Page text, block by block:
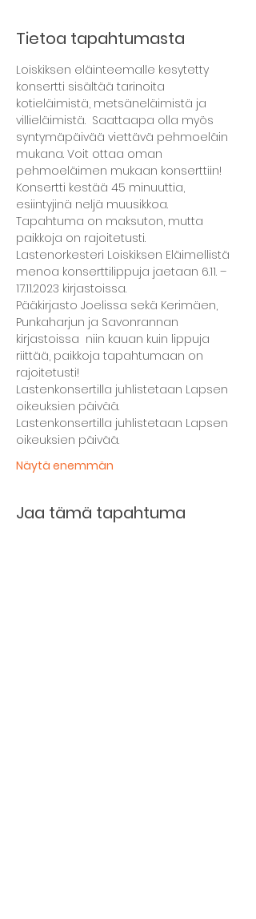
Tietoa tapahtumasta
Loiskiksen eläinteemalle kesytetty
konsertti sisältää tarinoita
kotieläimistä, metsäneläimistä ja
villieläimistä.  Saattaapa olla myös
syntymäpäivää viettävä pehmoeläin
mukana. Voit ottaa oman
pehmoeläimen mukaan konserttiin!
Konsertti kestää 45 minuuttia,
esiintyjinä neljä muusikkoa.
Tapahtuma on maksuton, mutta
paikkoja on rajoitetusti.
Lastenorkesteri Loiskiksen Eläimellistä
menoa konserttilippuja jaetaan 6.11. –
17.11.2023 kirjastoissa.
Pääkirjasto Joelissa sekä Kerimäen,
Punkaharjun ja Savonrannan
kirjastoissa  niin kauan kuin lippuja
riittää, paikkoja tapahtumaan on
rajoitetusti!
Lastenkonsertilla juhlistetaan Lapsen
oikeuksien päivää.
Lastenkonsertilla juhlistetaan Lapsen
oikeuksien päivää.
Näytä enemmän
Jaa tämä tapahtuma